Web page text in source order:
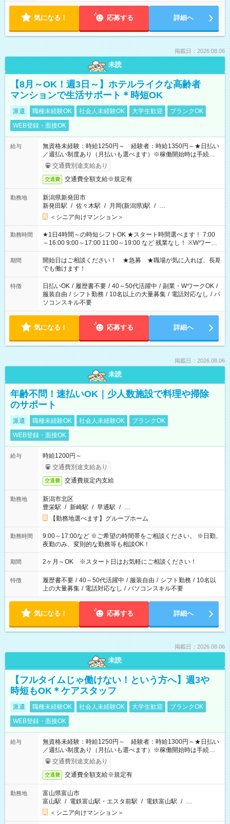
気になる！ 応募する 詳細へ
掲載日：2026.08.06
未読
【8月～OK！週3日～】ホテルライクな高齢者
マンションで生活サポート＊時短OK
派遣 職種未経験OK 社会人未経験OK 大学生歓迎
ブランクOK
WEB登録・面接OK
給与
無資格未経験：時給1250円～ 経験者：時給1350円～★日払い
／週払い制度あり（月払いも選べます）※稼働開始時は手続き完
了次第のお支払いとなります。
交通費別途支給あり
交通費 交通費全額支給※規定有
勤務地
新潟県新発田市
新発田駅 / 佐々木駅 / 月岡(新潟県)駅 / …
＜シニア向けマンション＞
勤務時間
★1日4時間～の時短シフトOK ★スタート時間選べます！ 7:00
～16:00 9:00～17:00 11:00～19:00 など 残業なし！ ※Wワーク
の場合、他のお仕事と合わせ週40時間超の就業はご案内できま
せん ※法令に基づき、週20時間以上勤務は社会保険への加入対
象となります ※労働者派遣法（日雇い派遣の原則禁止）によ
り、短時間・短期間の就業はご案内が難しい場合があります
期間
開始日はご相談ください！ ★急募 ★職場が気に入れば、長期
でも働けます！
特徴 日払いOK / 履歴書不要 / 40～50代活躍中 / 副業・WワークOK /
服装自由 / シフト勤務 / 10名以上の大量募集 / 電話対応なし / パ
ソコンスキル不要
気になる！ 応募する 詳細へ
掲載日：2026.08.06
未読
年齢不問！速払いOK｜少人数施設で料理や掃除
のサポート
派遣 職種未経験OK 社会人未経験OK
ブランクOK
WEB登録・面接OK
給与
時給1200円～
交通費別途支給あり
交通費 交通費規定内支給
勤務地
新潟市北区
豊栄駅 / 新崎駅 / 早通駅 / …
【勤務地選べます】グループホーム
勤務時間
9:00～17:00など ※ご希望の時間帯をご相談ください。 ※日勤、
夜勤のみ、変則的な勤務等も相談OK！
期間 2ヶ月～OK ※スタート日はお気軽にご相談ください！
特徴 履歴書不要 / 40～50代活躍中 / 服装自由 / シフト勤務 / 10名以
上の大量募集 / 電話対応なし / パソコンスキル不要
気になる！ 応募する 詳細へ
掲載日：2026.08.06
未読
【フルタイムじゃ働けない！という方へ】週3や
時短もOK＊ケアスタッフ
派遣 職種未経験OK 社会人未経験OK 大学生歓迎
ブランクOK
WEB登録・面接OK
給与
無資格未経験：時給1250円～ 経験者：時給1300円～★日払い
／週払い制度あり（月払いも選べます）※稼働開始時は手続き完
了次第のお支払いとなります。
交通費別途支給あり
交通費 交通費全額支給※規定有
勤務地
富山県富山市
富山駅 / 電鉄富山駅・エスタ前駅 / 電鉄富山駅 / …
＜シニア向けマンション＞